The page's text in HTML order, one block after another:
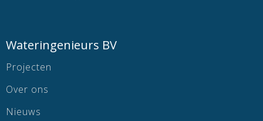
Wateringenieurs BV
Projecten
Over ons
Nieuws